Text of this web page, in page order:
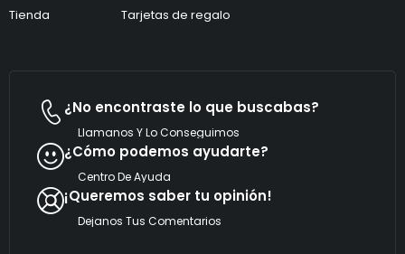
Tienda
Tarjetas de regalo
e
¿No encontraste lo que buscabas?
Llamanos Y Lo Conseguimos
¿Cómo podemos ayudarte?
Centro De Ayuda
¡Queremos saber tu opinión!
Dejanos Tus Comentarios